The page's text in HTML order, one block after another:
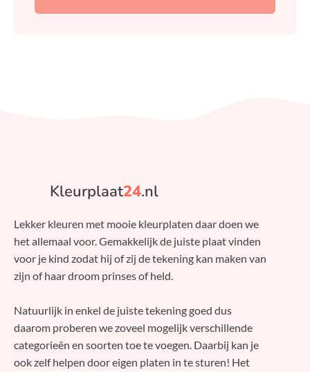
Kleurplaat24.nl
Lekker kleuren met mooie kleurplaten daar doen we
het allemaal voor. Gemakkelijk de juiste plaat vinden
voor je kind zodat hij of zij de tekening kan maken van
zijn of haar droom prinses of held.
Natuurlijk in enkel de juiste tekening goed dus
daarom proberen we zoveel mogelijk verschillende
categorieën en soorten toe te voegen. Daarbij kan je
ook zelf helpen door eigen platen in te sturen! Het